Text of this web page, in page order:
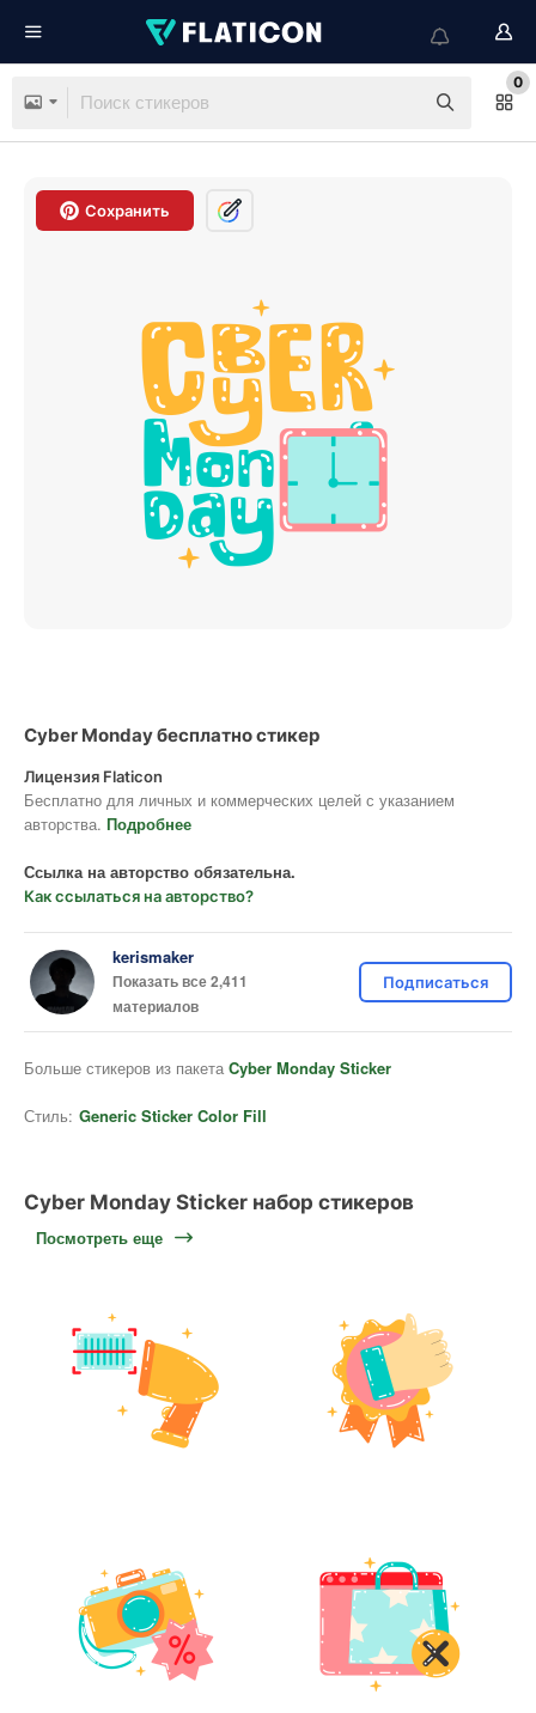
0
Сохранить
Cyber Monday бесплатно стикер
Лицензия Flaticon
Бесплатно для личных и коммерческих целей с указанием
авторства. Подробнее
Ссылка на авторство обязательна.
Как ссылаться на авторство?
kerismaker
Показать все 2,411
материалов
Подписаться
Больше стикеров из пакета Cyber Monday Sticker
Стиль: Generic Sticker Color Fill
Cyber Monday Sticker набор стикеров
Посмотреть еще